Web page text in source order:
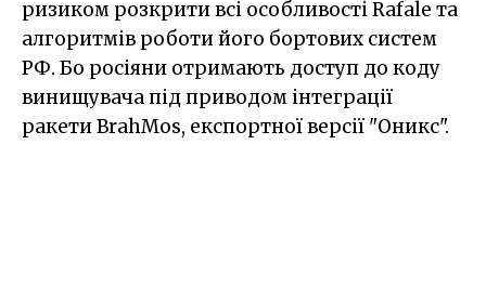
ризиком розкрити всі особливості Rafale та
алгоритмів роботи його бортових систем
РФ. Бо росіяни отримають доступ до коду
винищувача під приводом інтеграції
ракети BrahMos, експортної версії "Оникс".